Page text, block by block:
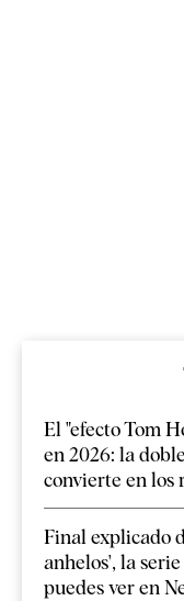
El "efecto Tom
en 2026: la
convierte en los
Final explicado
anhelos', la
puedes ver en